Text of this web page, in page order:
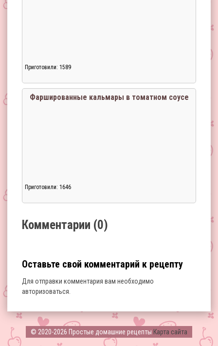
Загрузка...
Приготовили: 1589
Фаршированные кальмары в томатном соусе
Приготовили: 1646
Комментарии (0)
Оставьте свой комментарий к рецепту
Для отправки комментария вам необходимо
авторизоваться
© 2020-2026 Простые домашние рецепты Карта сайта